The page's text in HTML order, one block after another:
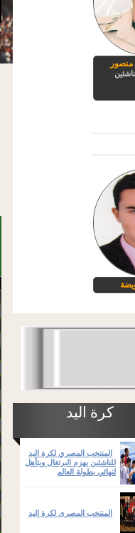
منصور
كرة اليد
المنتخب المصري لكرة اليد
للناشئين يهزم البرتغال ويتأهل
لنهائي بطولة العالم
المنتخب المصرى لكرة اليد